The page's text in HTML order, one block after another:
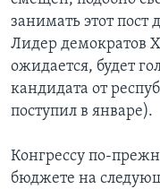
занимать этот пост
Лидер демократов
ожидается, будет
кандидата от
поступил в январе).
Конгрессу по-
бюджете на